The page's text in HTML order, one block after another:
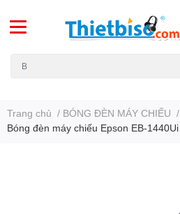
Trang chủ / BÓNG ĐÈN MÁY CHIẾU /
Bóng đèn máy chiếu Epson EB-1440Ui